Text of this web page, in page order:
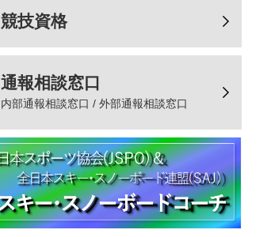
競技資格
通報相談窓口
内部通報相談窓口 / 外部通報相談窓口